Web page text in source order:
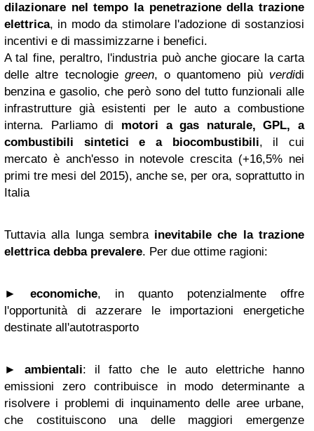
dilazionare nel tempo la penetrazione della trazione
elettrica, in modo da stimolare l'adozione di sostanziosi
incentivi e di massimizzarne i benefici.
A tal fine, peraltro, l'industria può anche giocare la carta
delle altre tecnologie green, o quantomeno più verdidi
benzina e gasolio, che però sono del tutto funzionali alle
infrastrutture già esistenti per le auto a combustione
interna. Parliamo di motori a gas naturale, GPL, a
combustibili sintetici e a biocombustibili, il cui
mercato è anch'esso in notevole crescita (+16,5% nei
primi tre mesi del 2015), anche se, per ora, soprattutto in
Italia
Tuttavia alla lunga sembra inevitabile che la trazione
elettrica debba prevalere. Per due ottime ragioni:
► economiche, in quanto potenzialmente offre
l'opportunità di azzerare le importazioni energetiche
destinate all'autotrasporto
► ambientali: il fatto che le auto elettriche hanno
emissioni zero contribuisce in modo determinante a
risolvere i problemi di inquinamento delle aree urbane,
che costituiscono una delle maggiori emergenze